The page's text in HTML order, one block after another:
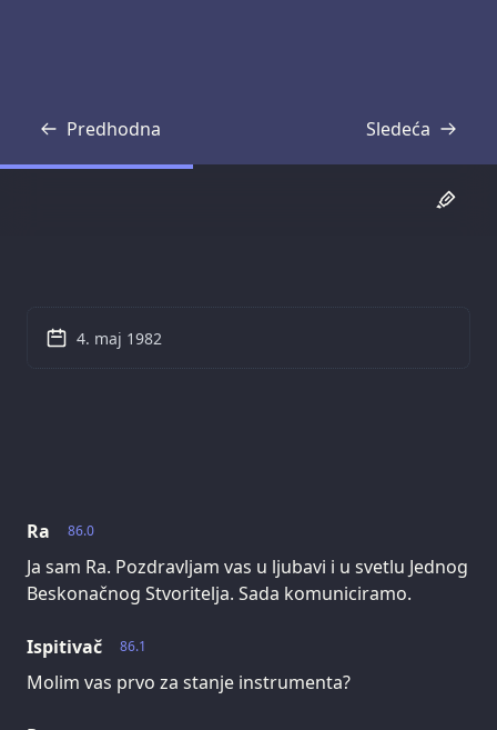
Predhodna
Transkripcija Sledeća
Transkripcija
86.0
Ra
Ja sam Ra. Pozdravljam vas u ljubavi i u svetlu Jednog
Beskonačnog Stvoritelja. Sada komuniciramo.
86.1
Ispitivač
Molim vas prvo za stanje instrumenta?
4. maj 1982